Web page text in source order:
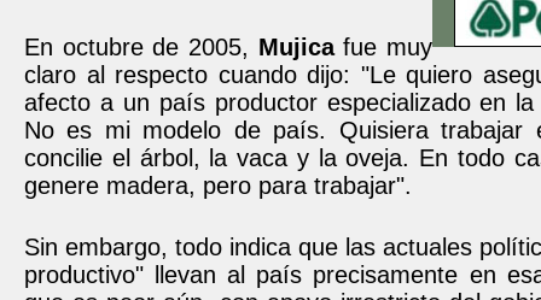
En octubre de 2005, Mujicafue muy
claro al respecto cuando dijo: "Le quiero
afecto a un país productor especializado en
No es mi modelo de país. Quisiera trabajar
concilie el árbol, la vaca y la oveja. En todo
genere madera, pero para trabajar".
Sin embargo, todo indica que las actuales
productivo" llevan al país precisamente en